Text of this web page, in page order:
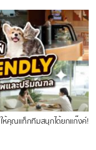
ห้คุณแท็กทีมสนุกได้ยกแก๊งค์!